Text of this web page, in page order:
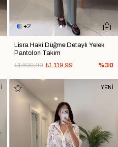
2
Lisra Haki Düğme Detaylı Yelek
Pantolon Takım
₺1.119,99
₺1.609,99 %30
YENİ